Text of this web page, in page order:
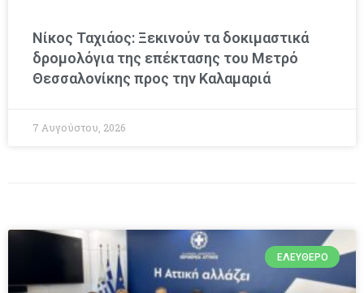
Νίκος Ταχιάος: Ξεκινούν τα δοκιμαστικά
δρομολόγια της επέκτασης του Μετρό
Θεσσαλονίκης προς την Καλαμαριά
7 Αυγούστου, 2026
ΕΛΕΎΘΕΡΟ